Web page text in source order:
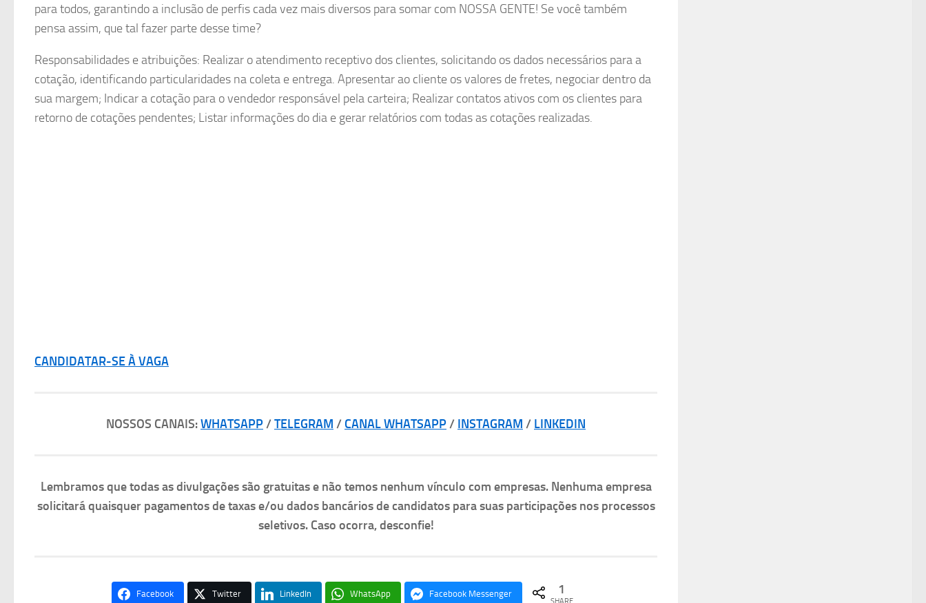
para todos, garantindo a inclusão de perfis cada vez mais diversos para somar com NOSSA GENTE! Se você também
pensa assim, que tal fazer parte desse time?
Responsabilidades e atribuições: Realizar o atendimento receptivo dos clientes, solicitando os dados necessários para a
cotação, identificando particularidades na coleta e entrega. Apresentar ao cliente os valores de fretes, negociar dentro da
sua margem; Indicar a cotação para o vendedor responsável pela carteira; Realizar contatos ativos com os clientes para
retorno de cotações pendentes; Listar informações do dia e gerar relatórios com todas as cotações realizadas.
CANDIDATAR-SE À VAGA
NOSSOS CANAIS:WHATSAPP/ TELEGRAM / CANAL WHATSAPP/ INSTAGRAM / LINKEDIN
Lembramos que todas as divulgações são gratuitas e não temos nenhum vínculo com empresas. Nenhuma empresa
solicitará quaisquer pagamentos de taxas e/ou dados bancários de candidatos para suas participações nos processos
seletivos. Caso ocorra, desconfie!
Facebook Twitter LinkedIn WhatsApp Facebook Messenger 1
SHARE